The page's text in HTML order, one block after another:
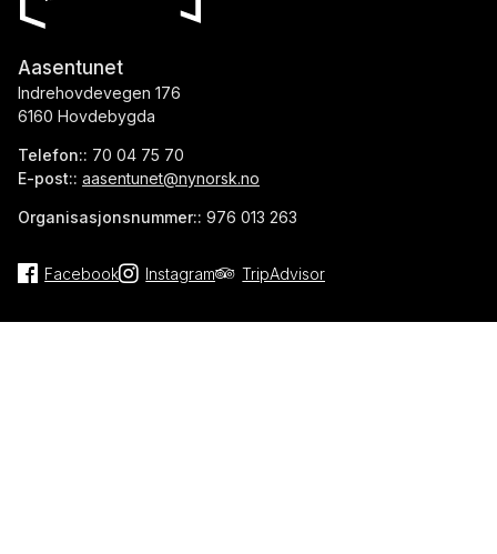
Aasentunet
Indrehovdevegen 176
6160 Hovdebygda
Telefon:: 70 04 75 70
E-post:: aasentunet@nynorsk.no
Organisasjonsnummer:: 976 013 263
Facebook Instagram TripAdvisor